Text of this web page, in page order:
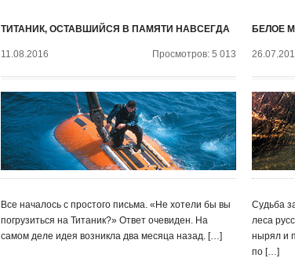
ТИТАНИК, ОСТАВШИЙСЯ В ПАМЯТИ НАВСЕГДА
11.08.2016 Просмотров: 5 013
Все началось с простого письма. «Не хотели бы вы
погрузиться на Титаник?» Ответ очевиден. На
самом деле идея возникла два месяца назад. […]
БЕЛОЕ
Судьба
леса
нырял и
по […]